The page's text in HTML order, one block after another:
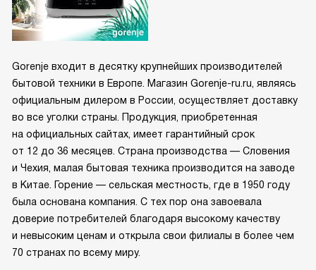
Gorenje входит в десятку крупнейших производителей
бытовой техники в Европе. Магазин Gorenje-ru.ru, являясь
официальным дилером в России, осуществляет доставку
во все уголки страны. Продукция, приобретенная
на официальных сайтах, имеет гарантийный срок
от 12 до 36 месяцев. Страна производства — Словения
и Чехия, малая бытовая техника производится на заводе
в Китае. Горение — сельская местность, где в 1950 году
была основана компания. С тех пор она завоевала
доверие потребителей благодаря высокому качеству
и невысоким ценам и открыла свои филиалы в более чем
70 странах по всему миру.